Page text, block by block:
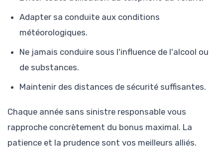
Adapter sa conduite aux conditions
météorologiques.
Ne jamais conduire sous l'influence de l'alcool ou
de substances.
Maintenir des distances de sécurité suffisantes.
Chaque année sans sinistre responsable vous
rapproche concrètement du bonus maximal. La
patience et la prudence sont vos meilleurs alliés.